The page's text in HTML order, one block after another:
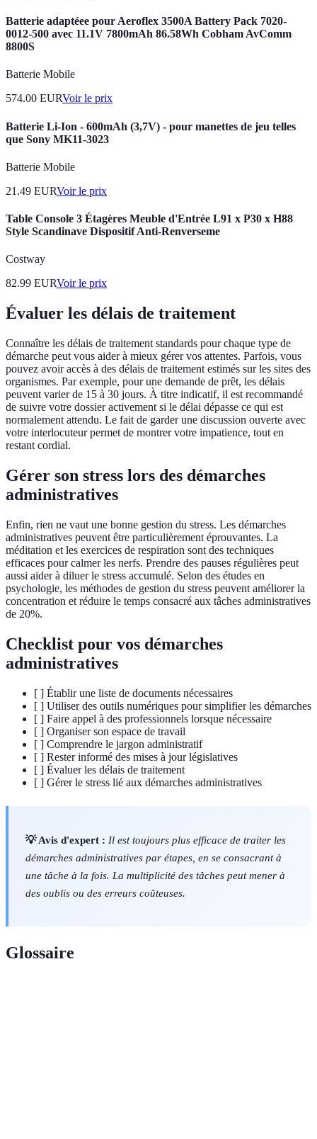
Batterie adaptéee pour Aeroflex 3500A Battery Pack 7020-
0012-500 avec 11.1V 7800mAh 86.58Wh Cobham AvComm
8800S
Batterie Mobile
574.00 EURVoir le prix
Batterie Li-Ion - 600mAh (3,7V) - pour manettes de jeu telles
que Sony MK11-3023
Batterie Mobile
21.49 EURVoir le prix
Table Console 3 Étagères Meuble d'Entrée L91 x P30 x H88
Style Scandinave Dispositif Anti-Renverseme
Costway
82.99 EURVoir le prix
Évaluer les délais de traitement
Connaître les délais de traitement standards pour chaque type de
démarche peut vous aider à mieux gérer vos attentes. Parfois, vous
pouvez avoir accès à des délais de traitement estimés sur les sites des
organismes. Par exemple, pour une demande de prêt, les délais
peuvent varier de 15 à 30 jours. À titre indicatif, il est recommandé
de suivre votre dossier activement si le délai dépasse ce qui est
normalement attendu. Le fait de garder une discussion ouverte avec
votre interlocuteur permet de montrer votre impatience, tout en
restant cordial.
Gérer son stress lors des démarches
administratives
Enfin, rien ne vaut une bonne gestion du stress. Les démarches
administratives peuvent être particulièrement éprouvantes. La
méditation et les exercices de respiration sont des techniques
efficaces pour calmer les nerfs. Prendre des pauses régulières peut
aussi aider à diluer le stress accumulé. Selon des études en
psychologie, les méthodes de gestion du stress peuvent améliorer la
concentration et réduire le temps consacré aux tâches administratives
de 20%.
Checklist pour vos démarches
administratives
[ ] Établir une liste de documents nécessaires
[ ] Utiliser des outils numériques pour simplifier les démarches
[ ] Faire appel à des professionnels lorsque nécessaire
[ ] Organiser son espace de travail
[ ] Comprendre le jargon administratif
[ ] Rester informé des mises à jour législatives
[ ] Évaluer les délais de traitement
[ ] Gérer le stress lié aux démarches administratives
💡 Avis d'expert : Il est toujours plus efficace de traiter les
démarches administratives par étapes, en se consacrant à
une tâche à la fois. La multiplicité des tâches peut mener à
des oublis ou des erreurs coûteuses.
Glossaire